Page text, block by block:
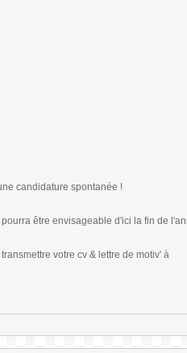
candidature spontanée !
être envisageable d'ici la fin de
votre cv & lettre de motiv' à